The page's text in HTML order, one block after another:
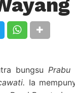
bungsuPrabu
Ia